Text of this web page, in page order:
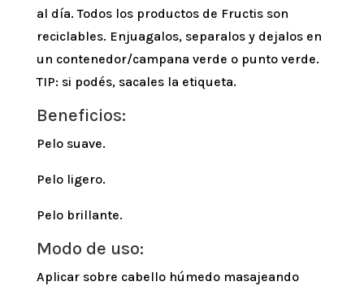
al día. Todos los productos de Fructis son
reciclables. Enjuagalos, separalos y dejalos en
un contenedor/campana verde o punto verde.
TIP: si podés, sacales la etiqueta.
Beneficios:
Pelo suave.
Pelo ligero.
Pelo brillante.
Modo de uso:
Aplicar sobre cabello húmedo masajeando